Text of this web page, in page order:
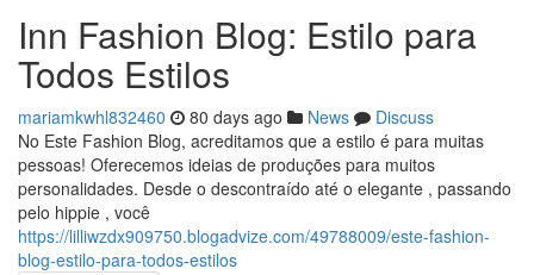
Inn Fashion Blog: Estilo para
Todos Estilos
mariamkwhl832460 80 days ago News
Discuss
No Este Fashion Blog, acreditamos que a estilo é para muitas
pessoas! Oferecemos ideias de produções para muitos
personalidades. Desde o descontraído até o elegante , passando
pelo hippie , você
https://lilliwzdx909750.blogadvize.com/49788009/este-fashion-
blog-estilo-para-todos-estilos